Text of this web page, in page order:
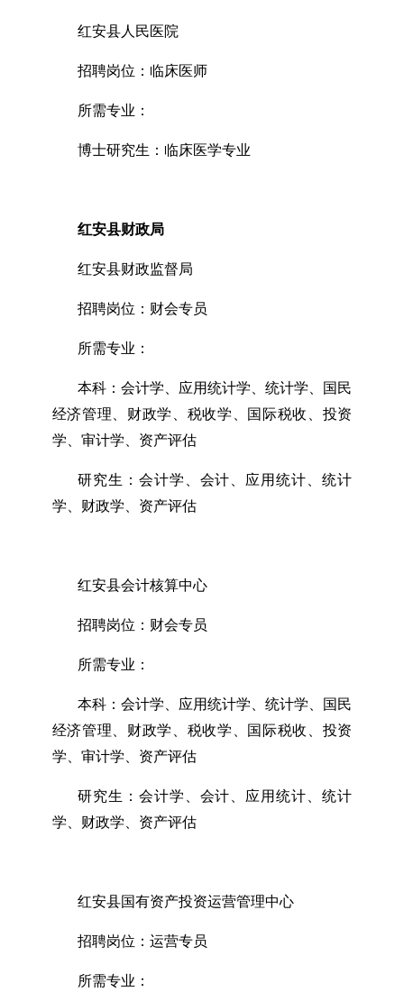
红安县人民医院
招聘岗位：临床医师
所需专业：
博士研究生：临床医学专业
红安县财政局
红安县财政监督局
招聘岗位：财会专员
所需专业：
本科：会计学、应用统计学、统计学、国民
经济管理、财政学、税收学、国际税收、投资
学、审计学、资产评估
研究生：会计学、会计、应用统计、统计
学、财政学、资产评估
红安县会计核算中心
招聘岗位：财会专员
所需专业：
本科：会计学、应用统计学、统计学、国民
经济管理、财政学、税收学、国际税收、投资
学、审计学、资产评估
研究生：会计学、会计、应用统计、统计
学、财政学、资产评估
红安县国有资产投资运营管理中心
招聘岗位：运营专员
所需专业：